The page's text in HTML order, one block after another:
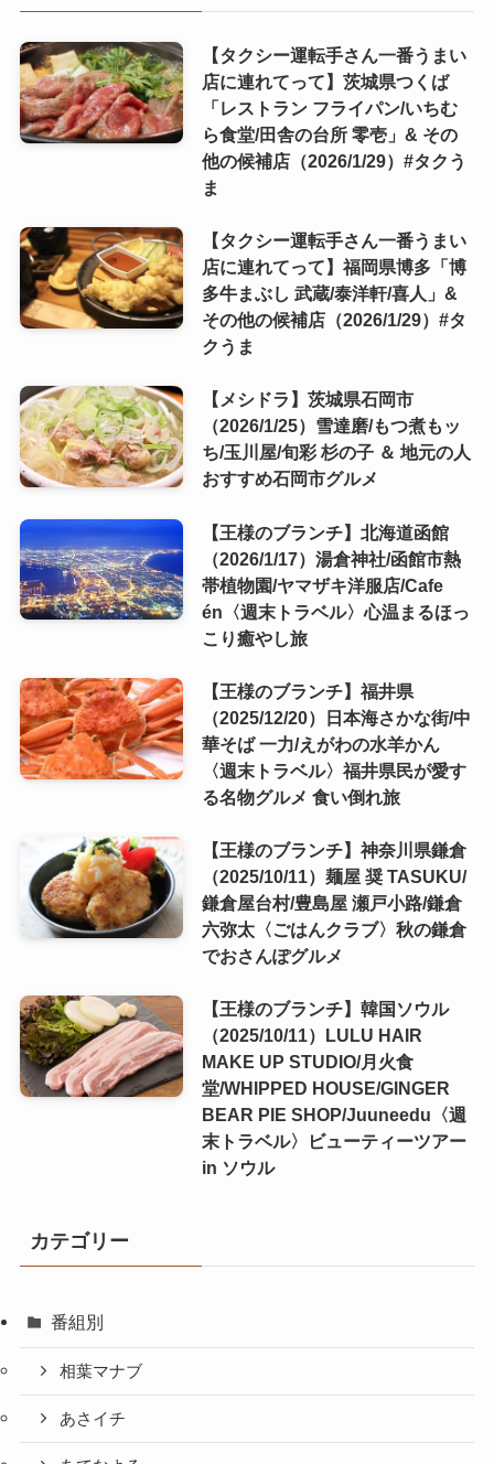
【タクシー運転手さん一番うまい
店に連れてって】茨城県つくば
「レストラン フライパン/いちむ
ら食堂/田舎の台所 零壱」& その
他の候補店（2026/1/29）#タクう
ま
【タクシー運転手さん一番うまい
店に連れてって】福岡県博多「博
多牛まぶし 武蔵/泰洋軒/喜人」&
その他の候補店（2026/1/29）#タ
クうま
【メシドラ】茨城県石岡市
（2026/1/25）雪達磨/もつ煮もッ
ち/玉川屋/旬彩 杉の子 ＆ 地元の人
おすすめ石岡市グルメ
【王様のブランチ】北海道函館
（2026/1/17）湯倉神社/函館市熱
帯植物園/ヤマザキ洋服店/Cafe
én〈週末トラベル〉心温まるほっ
こり癒やし旅
【王様のブランチ】福井県
（2025/12/20）日本海さかな街/中
華そば 一力/えがわの水羊かん
〈週末トラベル〉福井県民が愛す
る名物グルメ 食い倒れ旅
【王様のブランチ】神奈川県鎌倉
（2025/10/11）麺屋 奨 TASUKU/
鎌倉屋台村/豊島屋 瀬戸小路/鎌倉
六弥太〈ごはんクラブ〉秋の鎌倉
でおさんぽグルメ
【王様のブランチ】韓国ソウル
（2025/10/11）LULU HAIR
MAKE UP STUDIO/月火食
堂/WHIPPED HOUSE/GINGER
BEAR PIE SHOP/Juuneedu〈週
末トラベル〉ビューティーツアー
in ソウル
カテゴリー
番組別
相葉マナブ
あさイチ